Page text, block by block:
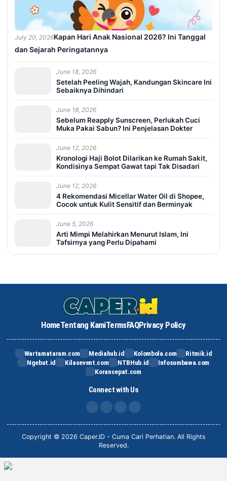
July 20, 2026Kapan Hari Anak Nasional 2026? Ini Tanggal
dan Sejarah Peringatannya
June 18, 2026
Setelah Peeling Wajah, Kandungan Skincare Ini
Sebaiknya Dihindari
June 18, 2026
Sebelum Reapply Sunscreen, Perlukah Cuci
Muka Pakai Sabun? Ini Penjelasan Dokter
June 12, 2026
Kronologi Haji Bolot Dilarikan ke Rumah Sakit,
Kondisinya Sempat Gawat tapi Tak Disadari
June 12, 2026
4 Rekomendasi Micellar Water Oil di Shopee,
Cocok untuk Kulit Sensitif dan Berminyak
June 5, 2026
Arti Mimpi Melahirkan Menurut Islam, Ini
Tafsirnya yang Perlu Dipahami
HomeTentang KamiTermsFAQPrivacy Policy
Wartamataram.com Mediahub.id Kolombola.com
Ritmik.id
Ngebut.id
Kilasevent.com NTBHub.id
Infosumbawa.com
Korancepat.com
Connect with Us
FB IG TikTok
Copyright © 2026 Caper.ID - Cuma Cari Perhatian. All Rights
Reserved.